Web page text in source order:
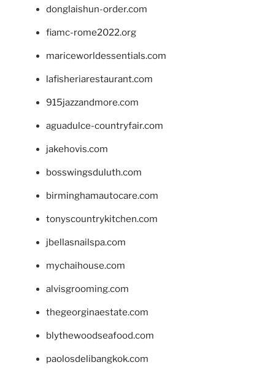
donglaishun-order.com
fiamc-rome2022.org
mariceworldessentials.com
lafisheriarestaurant.com
915jazzandmore.com
aguadulce-countryfair.com
jakehovis.com
bosswingsduluth.com
birminghamautocare.com
tonyscountrykitchen.com
jbellasnailspa.com
mychaihouse.com
alvisgrooming.com
thegeorginaestate.com
blythewoodseafood.com
paolosdelibangkok.com